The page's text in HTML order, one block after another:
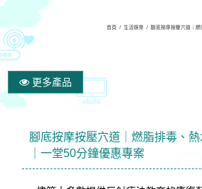
首頁 / 生活娛樂 / 腳底按摩按壓穴道｜
更多產品
腳底按摩按壓穴道｜燃脂排毒、
｜一堂50分鐘優惠專案